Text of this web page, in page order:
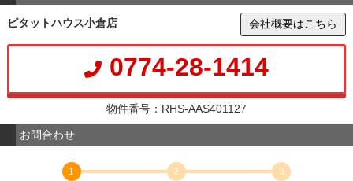
ピタットハウス小倉店 会社概要はこちら
0774-28-1414
物件番号：RHS-AAS401127
お問合わせ
1
2
3